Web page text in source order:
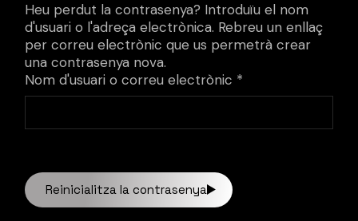
Heu perdut la contrasenya? Introduïu el nom
d'usuari o l'adreça electrònica. Rebreu un enllaç
per correu electrònic que us permetrà crear
una contrasenya nova.
Nom d'usuari o correu electrònic *
Reinicialitza la contrasenya